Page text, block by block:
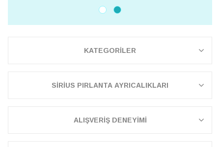
KATEGORİLER
SİRİUS PIRLANTA AYRICALIKLARI
ALIŞVERİŞ DENEYİMİ